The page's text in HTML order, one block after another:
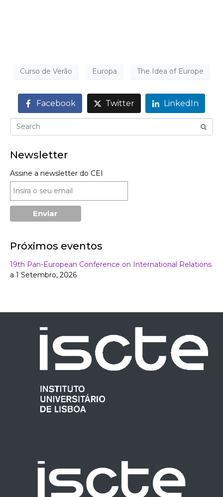
Curso de Verão Europa The Idea of Europe
Facebook Twitter LinkedIn
Newsletter
Assine a newsletter do CEI
Próximos eventos
19th Pan-European Conference on International Relations
a 1 Setembro, 2026